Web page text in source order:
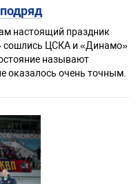
настоящий праздник
сошлись ЦСКА и «Динамо»
называют
оказалось очень точным.